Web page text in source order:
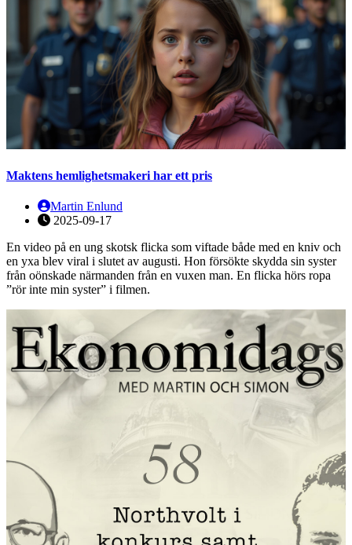
Maktens hemlighetsmakeri har ett pris
Martin Enlund
2025-09-17
En video på en ung skotsk flicka som viftade både med en kniv och
en yxa blev viral i slutet av augusti. Hon försökte skydda sin syster
från oönskade närmanden från en vuxen man. En flicka hörs ropa
”rör inte min syster” i filmen.